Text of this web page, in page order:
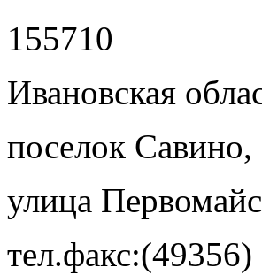
155710
Ивановская
поселок Савино,
улица